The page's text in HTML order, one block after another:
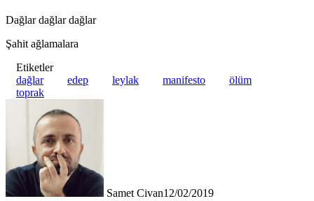
Dağlar dağlar dağlar
Şahit ağlamalara
Etiketler
dağlar
edep leylak manifesto
ölüm
toprak
Samet Civan12/02/2019